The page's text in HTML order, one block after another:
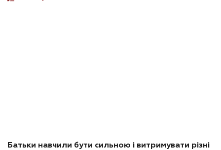
Батьки навчили бути сильною і витримувати різні